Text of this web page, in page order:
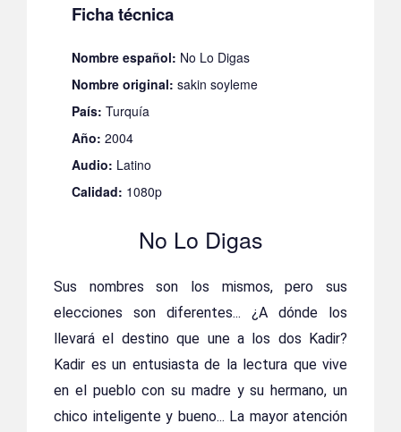
Ficha técnica
Nombre español: No Lo Digas
Nombre original: sakin soyleme
País: Turquía
Año: 2004
Audio: Latino
Calidad: 1080p
No Lo Digas
Sus nombres son los mismos, pero sus
elecciones son diferentes... ¿A dónde los
llevará el destino que une a los dos Kadir?
Kadir es un entusiasta de la lectura que vive
en el pueblo con su madre y su hermano, un
chico inteligente y bueno... La mayor atención